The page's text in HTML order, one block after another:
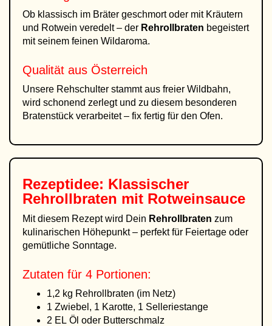
Ob klassisch im Bräter geschmort oder mit Kräutern
und Rotwein veredelt – der Rehrollbraten begeistert
mit seinem feinen Wildaroma.
Qualität aus Österreich
Unsere Rehschulter stammt aus freier Wildbahn,
wird schonend zerlegt und zu diesem besonderen
Bratenstück verarbeitet – fix fertig für den Ofen.
Rezeptidee: Klassischer
Rehrollbraten mit Rotweinsauce
Mit diesem Rezept wird Dein Rehrollbraten zum
kulinarischen Höhepunkt – perfekt für Feiertage oder
gemütliche Sonntage.
Zutaten für 4 Portionen:
1,2 kg Rehrollbraten (im Netz)
1 Zwiebel, 1 Karotte, 1 Selleriestange
2 EL Öl oder Butterschmalz